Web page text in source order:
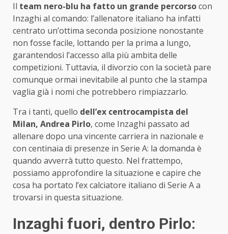
Il team nero-blu ha fatto un grande percorsocon
Inzaghi al comando: l’allenatore italiano ha infatti
centrato un’ottima seconda posizione nonostante
non fosse facile, lottando per la prima a lungo,
garantendosi l’accesso alla più ambita delle
competizioni. Tuttavia, il divorzio con la società pare
comunque ormai inevitabile al punto che la stampa
vaglia già i nomi che potrebbero rimpiazzarlo.
Tra i tanti, quello dell’ex centrocampista del
Milan, Andrea Pirlo, come Inzaghi passato ad
allenare dopo una vincente carriera in nazionale e
con centinaia di presenze in Serie A: la domanda è
quando avverrà tutto questo. Nel frattempo,
possiamo approfondire la situazione e capire che
cosa ha portato l’ex calciatore italiano di Serie A a
trovarsi in questa situazione.
Inzaghi fuori, dentro Pirlo: